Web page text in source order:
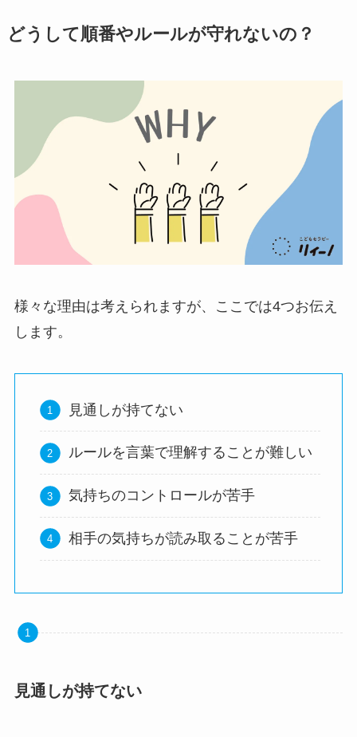
どうして順番やルールが守れないの？
様々な理由は考えられますが、ここでは4つお伝え
します。
見通しが持てない
ルールを言葉で理解することが難しい
気持ちのコントロールが苦手
相手の気持ちが読み取ることが苦手
見通しが持てない